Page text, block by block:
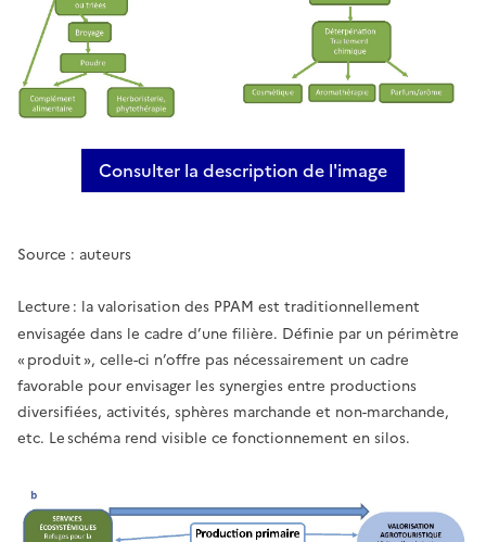
Consulter la description de l'image
PPAM (a) et plantes multi-
Source : auteurs
Lecture : la valorisation des PPAM est traditionnellement
envisagée dans le cadre d’une filière. Définie par un périmètre
« produit », celle-ci n’offre pas nécessairement un cadre
favorable pour envisager les synergies entre productions
diversifiées, activités, sphères marchande et non-marchande,
etc. Le schéma rend visible ce fonctionnement en silos.